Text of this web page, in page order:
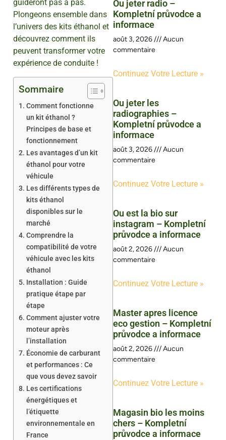
guideront pas à pas.
Plongeons ensemble dans
l’univers des kits éthanol et
découvrez comment ils
peuvent transformer votre
expérience de conduite !
Sommaire
Comment fonctionne
un kit éthanol ?
Principes de base et
fonctionnement
Les avantages d’un kit
éthanol pour votre
véhicule
Les différents types de
kits éthanol
disponibles sur le
marché
Comprendre la
compatibilité de votre
véhicule avec les kits
éthanol
Installation : Guide
pratique étape par
étape
Comment ajuster votre
moteur après
l’installation
Économie de carburant
et performances : Ce
que vous devez savoir
Les certifications
énergétiques et
l’étiquette
environnementale en
France
Ou jeter radio –
Kompletní průvodce a
informace
août 3, 2026
Aucun
commentaire
Continuez Votre Lecture »
Ou jeter les
radiographies –
Kompletní průvodce a
informace
août 3, 2026
Aucun
commentaire
Continuez Votre Lecture »
Ou est la bio sur
instagram – Kompletní
průvodce a informace
août 2, 2026
Aucun
commentaire
Continuez Votre Lecture »
Master apres licence
eco gestion – Kompletní
průvodce a informace
août 2, 2026
Aucun
commentaire
Continuez Votre Lecture »
Magasin bio les moins
chers – Kompletní
průvodce a informace